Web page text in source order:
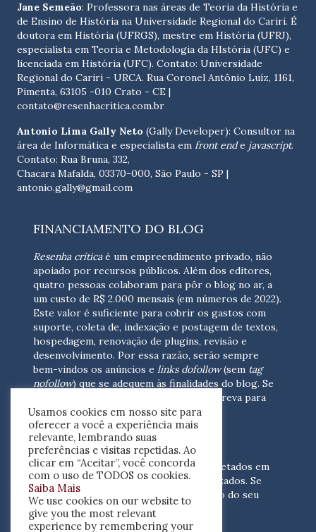
Jane Semeão: Professora nas áreas de Teoria da História e
de Ensino de História na Universidade Regional do Cariri. É
doutora em História (UFRGS), mestre em História (UFRJ),
especialista em Teoria e Metodologia da HIstória (UFC) e
licenciada em História (UFC). Contato: Universidade
Regional do Cariri - URCA. Rua Coronel Antônio Luíz, 1161,
Pimenta, 63105 -010 Crato - CE |
contato@resenhacritica.com.br
Antonio Lima Gally Neto (Gally Developer): Consultor na
área de Informática e especialista em front ende javascript.
Contato: Rua Bruna, 332,
Chacara Mafalda, 03370-000, São Paulo - SP |
antonio.gally@gmail.com
FINANCIAMENTO DO BLOG
Resenha críticaé um empreendimento privado, não
apoiado por recursos públicos. Além dos editores,
quatro pessoas colaboram para pôr o blog no ar, a
um custo de R$ 2.000 mensais (em números de 2022).
Este valor é suficiente para cobrir os gastos com
suporte, coleta de, indexação e postagem de textos,
hospedagem, renovação de plugins, revisão e
desenvolvimento. Por essa razão, serão sempre
bem-vindos os anúncios e links dofollow(sem tag
nofollow) que se adequem às finalidades do blog. Se
escreva para
nós(contato@resenhacritica.com.br)
FONTES E ACERVO
As resenhas, dossiês e sumários são coletados em
periódicos acadêmicos e sites especializados. Se
você tem interesse em divulgar o acervo do seu
periódico, escreva para nós
(contato@resenhacritica.com.br)
Usamos cookies em nosso site para
oferecer a você a experiência mais
relevante, lembrando suas
preferências e visitas repetidas. Ao
clicar em “Aceitar”, você concorda
com o uso de TODOS os cookies.
Saiba Mais
We use cookies on our website to
give you the most relevant
experience by remembering your